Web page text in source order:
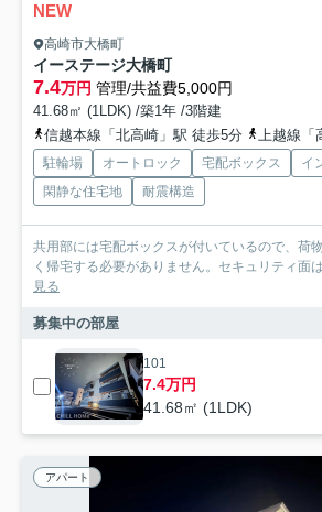
NEW
高崎市大橋町
イーステージ大橋町
7.4万円 管理/共益費5,000円
41.68㎡ (1LDK) /築1年 /3階建
信越本線「北高崎」駅 徒歩5分
上越線「高
駐輪場 オートロック 宅配ボックス
イ
閑静な住宅地
耐震構造
共用部には宅配ボックスが付いているので、荷
く帰宅する必要がありません。セキュリティ面
見る
募集中の部屋
101
7.4万円
41.68㎡ (1LDK)
アパート